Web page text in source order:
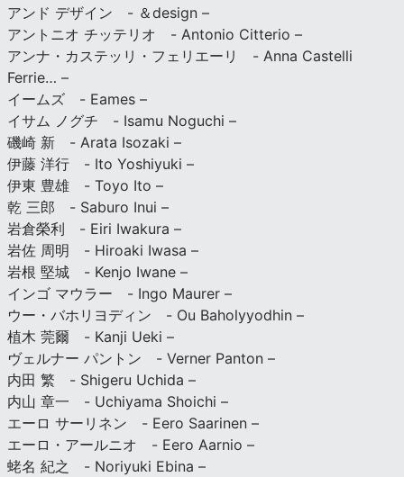
アンド デザイン - ＆design –
アントニオ チッテリオ - Antonio Citterio –
アンナ・カステッリ・フェリエーリ - Anna Castelli
Ferrie… –
イームズ - Eames –
イサム ノグチ - Isamu Noguchi –
磯崎 新 - Arata Isozaki –
伊藤 洋行 - Ito Yoshiyuki –
伊東 豊雄 - Toyo Ito –
乾 三郎 - Saburo Inui –
岩倉榮利 - Eiri Iwakura –
岩佐 周明 - Hiroaki Iwasa –
岩根 堅城 - Kenjo Iwane –
インゴ マウラー - Ingo Maurer –
ウー・バホリヨディン - Ou Baholyyodhin –
植木 莞爾 - Kanji Ueki –
ヴェルナー パントン - Verner Panton –
内田 繁 - Shigeru Uchida –
内山 章一 - Uchiyama Shoichi –
エーロ サーリネン - Eero Saarinen –
エーロ・アールニオ - Eero Aarnio –
蛯名 紀之 - Noriyuki Ebina –